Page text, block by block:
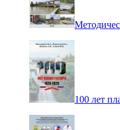
100 лет